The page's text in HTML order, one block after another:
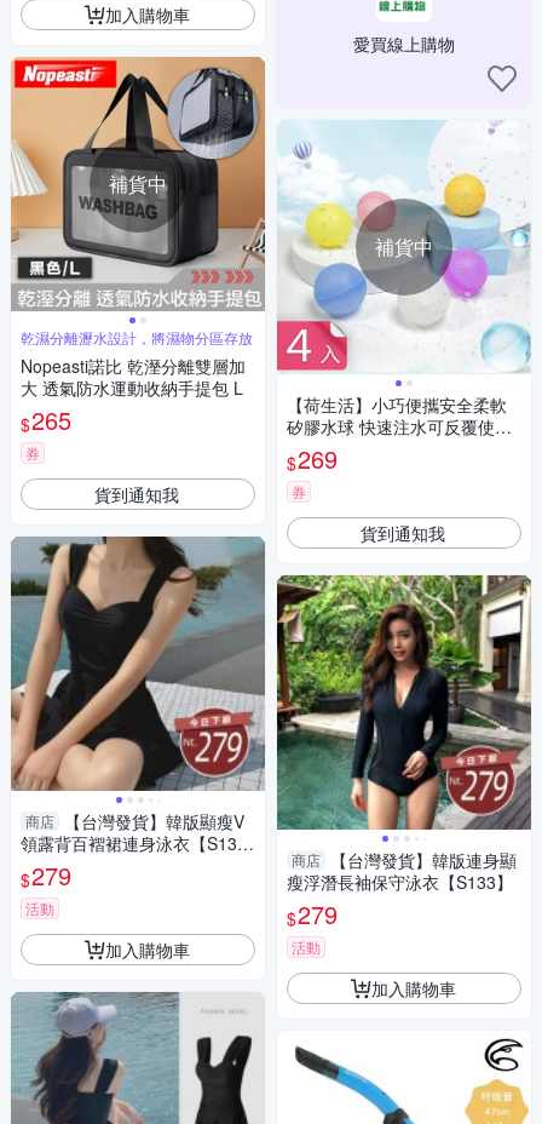
加入購物車
補貨中
乾濕分離瀝水設計，將濕物分區存放
Nopeasti諾比 乾溼分離雙層加
大 透氣防水運動收納手提包 L
$265
券
貨到通知我
商店
【台灣發貨】韓版顯瘦V
領露背百褶裙連身泳衣【S13
3】
$279
活動
加入購物車
愛買線上購物
補貨中
【荷生活】小巧便攜安全柔軟
矽膠水球 快速注水可反覆使用
免綁軟水球-4入組
$269
券
貨到通知我
商店
【台灣發貨】韓版連身顯
瘦浮潛長袖保守泳衣【S133】
$279
活動
加入購物車